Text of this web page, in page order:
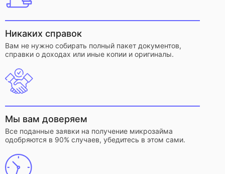
Никаких справок
Вам не нужно собирать полный пакет документов,
справки о доходах или иные копии и оригиналы.
Мы вам доверяем
Все поданные заявки на получение микрозайма
одобряются в 90% случаев, убедитесь в этом сами.